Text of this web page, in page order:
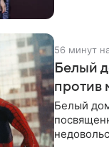
56 минут
Белый
против
Белый